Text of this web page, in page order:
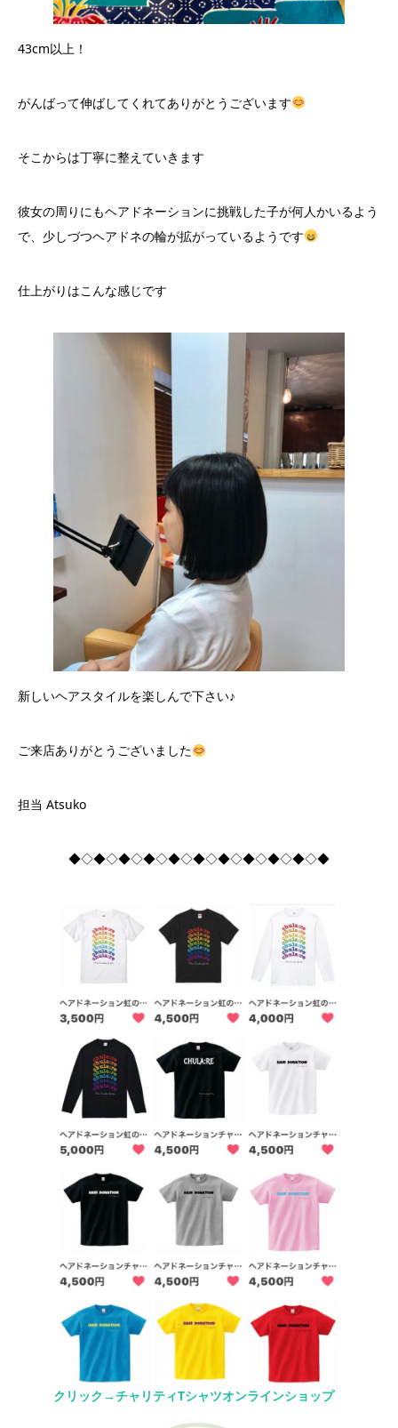
43cm以上！
がんばって伸ばしてくれてありがとうございます
そこからは丁寧に整えていきます
彼女の周りにもヘアドネーションに挑戦した子が何人かいるよう
で、少しづつヘアドネの輪が拡がっているようです
仕上がりはこんな感じです
新しいヘアスタイルを楽しんで下さい♪
ご来店ありがとうございました
担当 Atsuko
◆◇◆◇◆◇◆◇◆◇◆◇◆◇◆◇◆◇◆◇◆
クリック→チャリティTシャツオンラインショップ